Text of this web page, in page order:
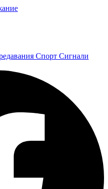
Спорт Сигнали